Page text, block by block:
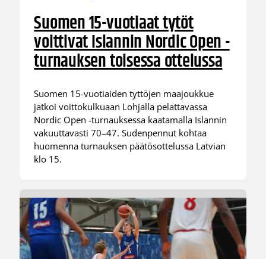
Suomen 15-vuotiaat tytöt
voittivat Islannin Nordic Open -
turnauksen toisessa ottelussa
Suomen 15-vuotiaiden tyttöjen maajoukkue
jatkoi voittokulkuaan Lohjalla pelattavassa
Nordic Open -turnauksessa kaatamalla Islannin
vakuuttavasti 70–47. Sudenpennut kohtaa
huomenna turnauksen päätösottelussa Latvian
klo 15.